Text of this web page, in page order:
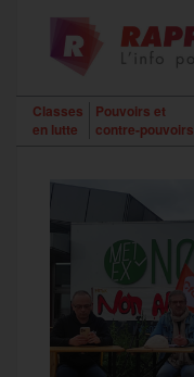
contenu
Classes
en lutte
Pouvoirs et
contre-pouvoirs